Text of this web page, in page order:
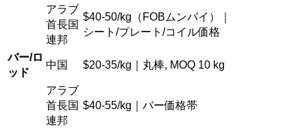
アラブ
首長国
連邦
$40-50/kg（FOBムンバイ）｜
シート/プレート/コイル価格
バー/ロ
ッド
中国 $20-35/kg｜丸棒, MOQ 10 kg
アラブ
首長国
連邦
$40-55/kg｜バー価格帯